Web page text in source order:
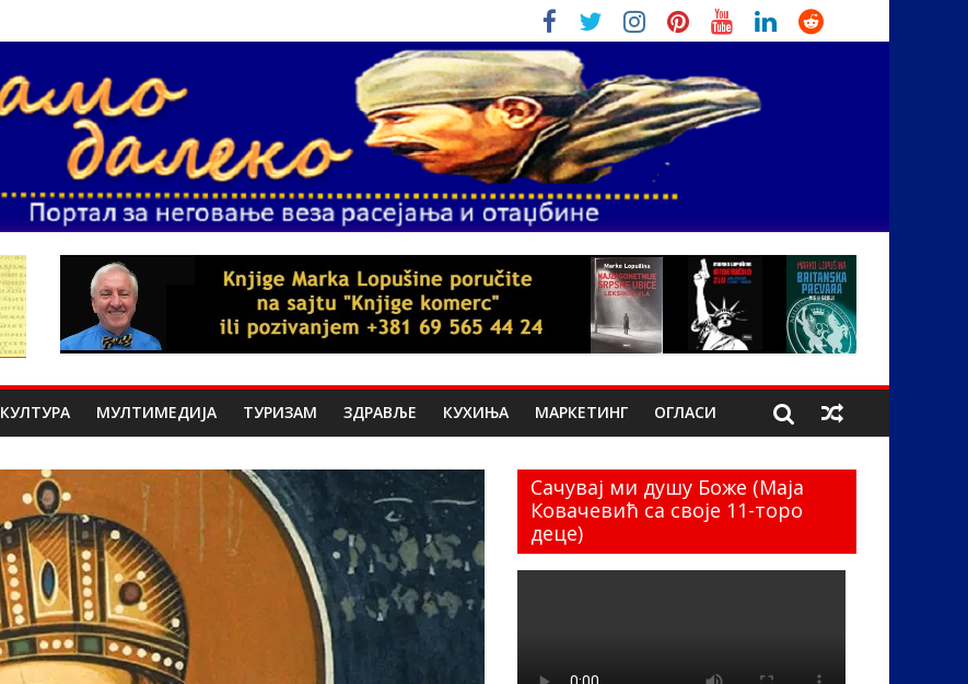
КУЛТУРА МУЛТИМЕДИЈА ТУРИЗАМ ЗДРАВЉЕ КУХИЊА МАРКЕТИНГ ОГЛАСИ
Сачувај ми душу Боже (Маја
Ковачевић са своје 11-торо
деце)